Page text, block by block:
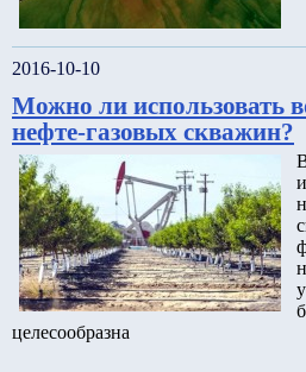
2016-10-10
Можно ли использовать
нефте-газовых скважин?
целесообразна